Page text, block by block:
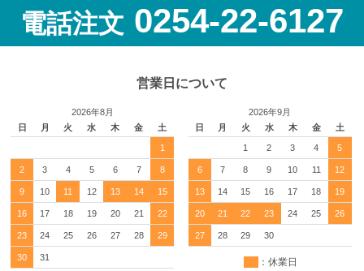
電話注文 0254-22-6127
営業日について
2026年8月
日
月 火 水 木 金 土
1
2 3 4 5 6 7 8
9 10 11 12 13 14 15
16 17 18 19 20 21 22
23 24 25 26 27 28 29
30 31
2026年9月
日
月 火 水 木 金 土
1 2 3 4 5
6 7 8 9 10 11 12
13 14 15 16 17 18 19
20 21 22 23 24 25 26
27 28 29 30
：休業日